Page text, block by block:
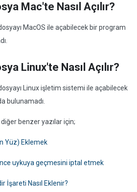
Mac'te Nasıl Açılır?
MacOS ile açabilecek bir program
Linux'te Nasıl Açılır?
Linux işletim sistemi ile açabilecek
bulunamadı.
benzer yazılar için;
Yüz) Eklemek
uykuya geçmesini iptal etmek
İşareti Nasıl Eklenir?